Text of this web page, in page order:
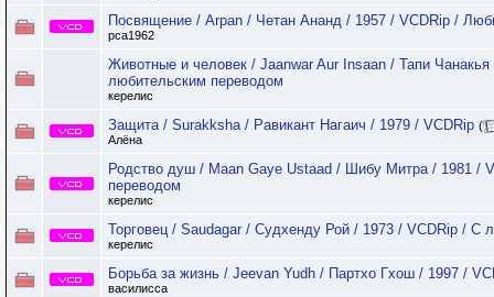
Посвящение / Arpan / Четан Ананд / 1957 / VCDRip /
pca1962
Животные и человек / Jaanwar Aur Insaan / Тапи
любительским переводом
керелис
Защита / Surakksha / Равикант Нагаич / 1979 / VCDRip (
Алёна
Родство душ / Maan Gaye Ustaad / Шибу Митра / 1981 /
переводом
керелис
Торговец / Saudagar / Судхенду Рой / 1973 / VCDRip / С
керелис
Борьба за жизнь / Jeevan Yudh / Партхо Гхош / 1997 /
василисса